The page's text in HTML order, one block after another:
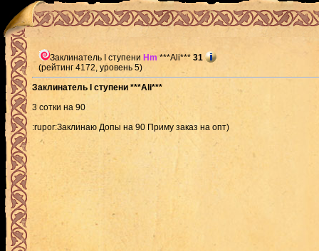
Заклинатель I ступени Hm ***Ali*** 31
(рейтинг 4172, уровень 5)
Заклинатель I ступени ***Ali***
3 сотки на 90
:rupor:Заклинаю Допы на 90 Приму заказ на опт)